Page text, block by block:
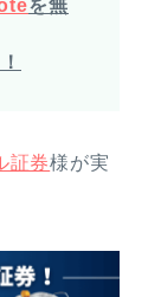
を無
証券様が実